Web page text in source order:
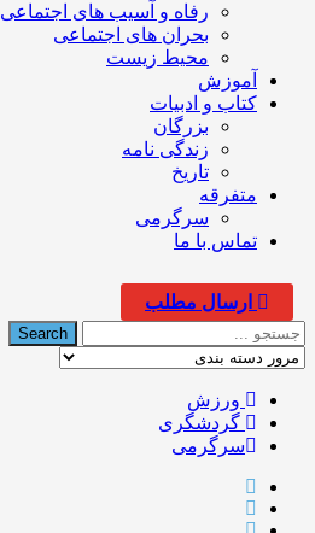
رفاه و آسیب های اجتماعی
بحران های اجتماعی
محیط زیست
آموزش
کتاب و ادبیات
بزرگان
زندگی نامه
تاریخ
متفرقه
سرگرمی
تماس با ما
ارسال مطلب
ورزش
گردشگری
سرگرمی